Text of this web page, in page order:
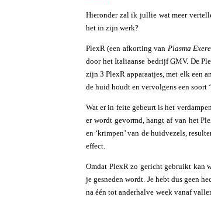
Hieronder zal ik jullie wat meer
het in zijn werk?
PlexR (een afkorting van Plasma
door het Italiaanse bedrijf GMV. De
zijn 3 PlexR apparaatjes, met elk een
de huid houdt en vervolgens een soort
Wat er in feite gebeurt is het
er wordt gevormd, hangt af van het
en ‘krimpen’ van de huidvezels,
effect.
Omdat PlexR zo gericht gebruikt kan
je gesneden wordt. Je hebt dus geen
na één tot anderhalve week vanaf